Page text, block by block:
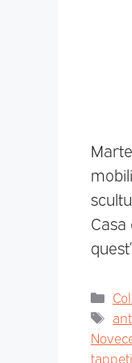
Casa
tappeti